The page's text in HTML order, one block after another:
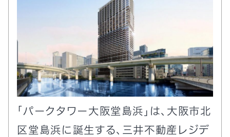
「パークタワー大阪堂島浜」は、大阪市北
区堂島浜に誕生する、三井不動産レジデ